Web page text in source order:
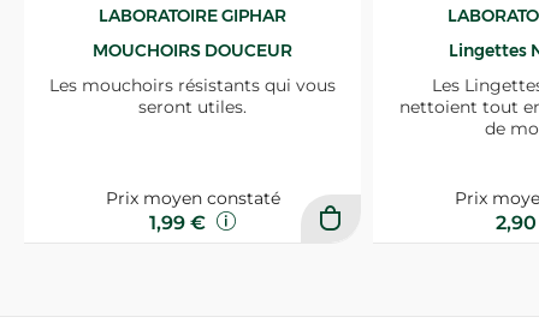
LABORATOIRE GIPHAR
MOUCHOIRS DOUCEUR
Les mouchoirs résistants qui vous
seront utiles.
Prix moyen constaté
1,99 €
Lingettes
Les
nettoient tout
de
Prix